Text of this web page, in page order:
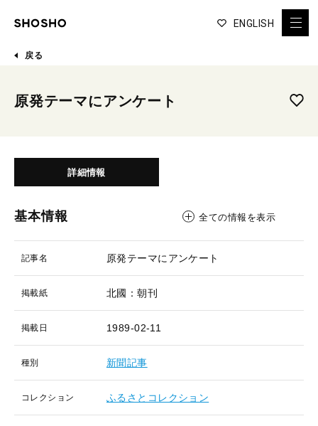
ENGLISH
戻る
原発テーマにアンケート
詳細情報
基本情報 全ての情報を表示
記事名 原発テーマにアンケート
掲載紙 北國：朝刊
掲載日 1989-02-11
種別 新聞記事
コレクション ふるさとコレクション